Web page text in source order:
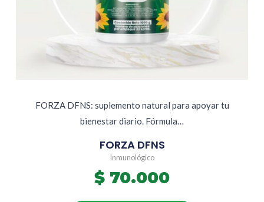
FORZA DFNS: suplemento natural para apoyar tu
bienestar diario. Fórmula…
FORZA DFNS
Inmunológico
$ 70.000